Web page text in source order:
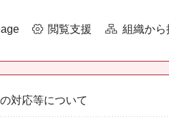
閲覧支援 組織から
対応等について